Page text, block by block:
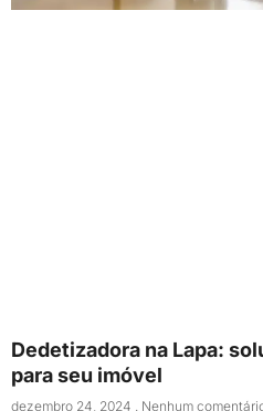
Dedetizadora na Lapa:
para seu imóvel
dezembro 24, 2024 Nenhum